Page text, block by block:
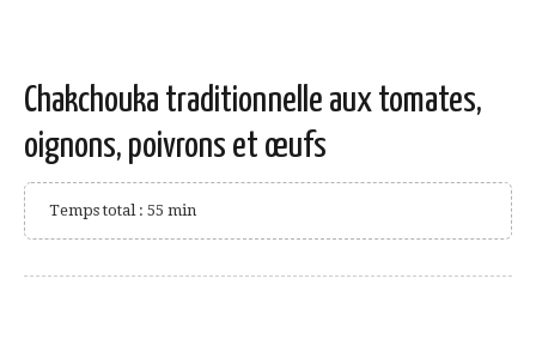
Chakchouka traditionnelle aux tomates,
oignons, poivrons et œufs
Temps total : 55 min